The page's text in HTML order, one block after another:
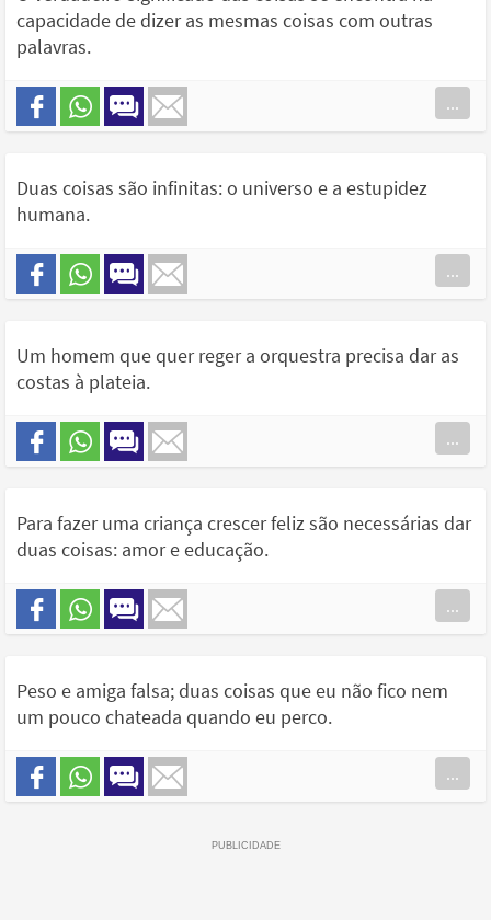
capacidade de dizer as mesmas coisas com outras
palavras.
...
Duas coisas são infinitas: o universo e a estupidez
humana.
...
Um homem que quer reger a orquestra precisa dar as
costas à plateia.
...
Para fazer uma criança crescer feliz são necessárias dar
duas coisas: amor e educação.
...
Peso e amiga falsa; duas coisas que eu não fico nem
um pouco chateada quando eu perco.
...